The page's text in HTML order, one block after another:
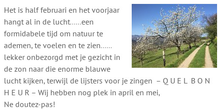
Het is half februari en het voorjaar
hangt al in de lucht……een
formidabele tijd om natuur te
ademen, te voelen en te zien……
lekker onbezorgd met je gezicht in
de zon naar die enorme blauwe
lucht kijken, terwijl de lijsters voor je zingen – Q U E L B O N
H E U R – Wij hebben nog plek in april en mei,
Ne doutez-pas!